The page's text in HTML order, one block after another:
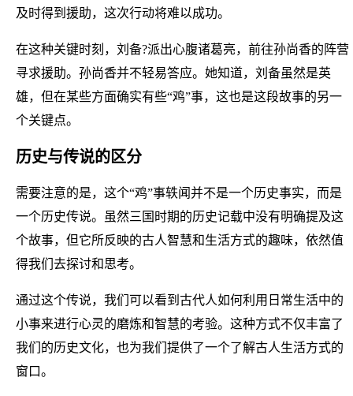
及时得到援助，这次行动将难以成功。
在这种关键时刻，刘备?派出心腹诸葛亮，前往孙尚香的阵营
寻求援助。孙尚香并不轻易答应。她知道，刘备虽然是英
雄，但在某些方面确实有些“鸡”事，这也是这段故事的另一
个关键点。
历史与传说的区分
需要注意的是，这个“鸡”事轶闻并不是一个历史事实，而是
一个历史传说。虽然三国时期的历史记载中没有明确提及这
个故事，但它所反映的古人智慧和生活方式的趣味，依然值
得我们去探讨和思考。
通过这个传说，我们可以看到古代人如何利用日常生活中的
小事来进行心灵的磨炼和智慧的考验。这种方式不仅丰富了
我们的历史文化，也为我们提供了一个了解古人生活方式的
窗口。